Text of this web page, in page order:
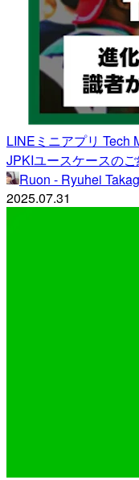
LINEミニアプリ Tech
JPKIユースケースの
Ruon - Ryuhei
2025.07.31